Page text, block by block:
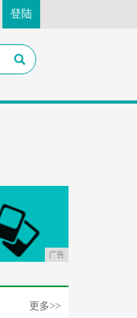
登陆
广告
更多>>